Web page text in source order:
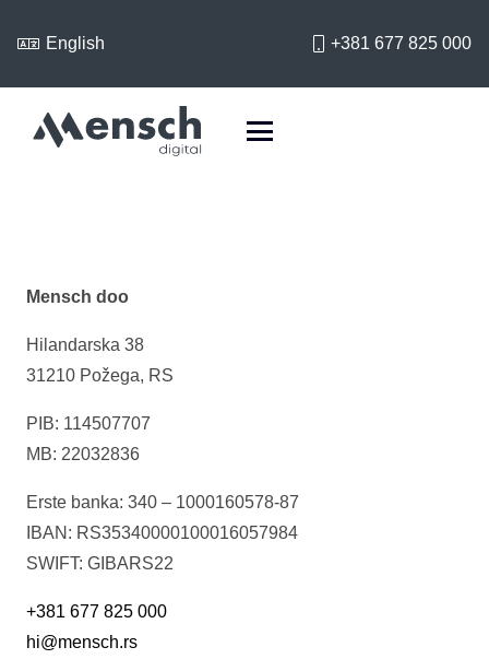
English +381 677 825 000
Mensch doo
Hilandarska 38
31210 Požega, RS
PIB: 114507707
MB: 22032836
Erste banka: 340 – 1000160578-87
IBAN: RS35340000100016057984
SWIFT: GIBARS22
+381 677 825 000
hi@mensch.rs